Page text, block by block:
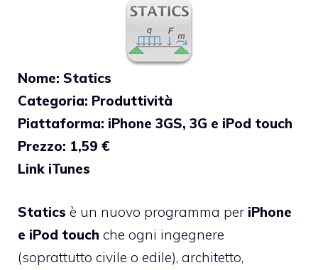
Nome: Statics
Categoria: Produttività
Piattaforma: iPhone 3GS, 3G e iPod touch
Prezzo: 1,59 €
Link iTunes
Statics è un nuovo programma per iPhone
e iPod touch che ogni ingegnere
(soprattutto civile o edile), architetto,